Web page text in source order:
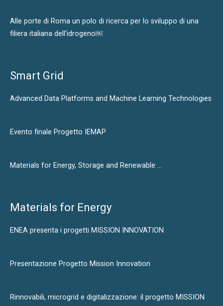
Alle porte di Roma un polo di ricerca per lo sviluppo di una
filiera italiana dell’idrogeno￼
Smart Grid
Advanced Data Platforms and Machine Learning Technologies
Evento finale Progetto IEMAP
Materials for Energy, Storage and Renewable …
Materials for Energy
ENEA presenta i progetti MISSION INNOVATION
Presentazione Progetto Mission Innovation
Rinnovabili, microgrid e digitalizzazione: il progetto MISSION